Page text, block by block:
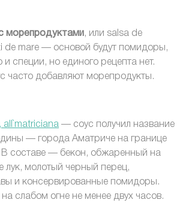
морепродуктами , или salsa de
de mare — основой будут помидоры,
и специи, но единого рецепта нет.
часто добавляют морепродукты.
all`matriciana — соус получил название
— города Аматриче на границе
составе — бекон, обжаренный на
лук, молотый черный перец,
и консервированные помидоры.
слабом огне не менее двух часов.